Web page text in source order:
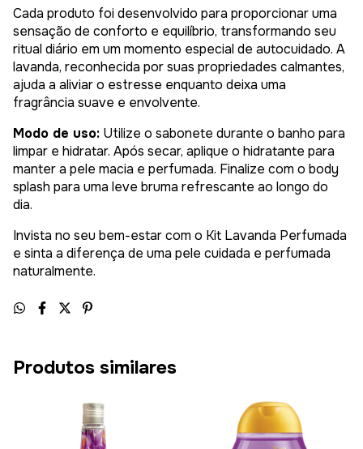
Cada produto foi desenvolvido para proporcionar uma
sensação de conforto e equilíbrio, transformando seu
ritual diário em um momento especial de autocuidado. A
lavanda, reconhecida por suas propriedades calmantes,
ajuda a aliviar o estresse enquanto deixa uma
fragrância suave e envolvente.
Modo de uso: Utilize o sabonete durante o banho para
limpar e hidratar. Após secar, aplique o hidratante para
manter a pele macia e perfumada. Finalize com o body
splash para uma leve bruma refrescante ao longo do
dia.
Invista no seu bem-estar com o Kit Lavanda Perfumada
e sinta a diferença de uma pele cuidada e perfumada
naturalmente.
Produtos similares